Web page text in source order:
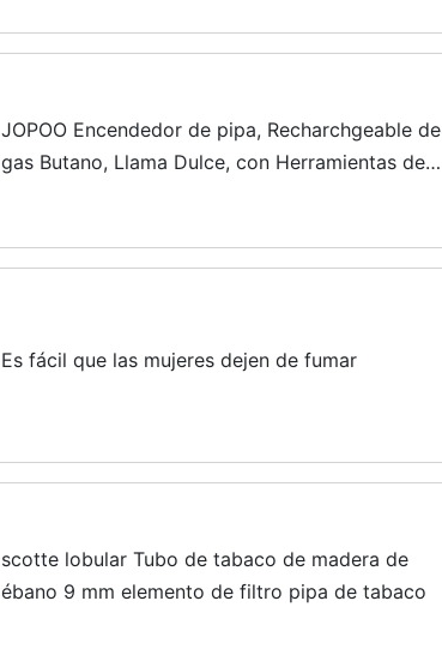
JOPOO Encendedor de pipa, Recharchgeable de
gas Butano, Llama Dulce, con Herramientas de
Es fácil que las mujeres dejen de fumar
scotte lobular Tubo de tabaco de madera de
ébano 9 mm elemento de filtro pipa de tabaco